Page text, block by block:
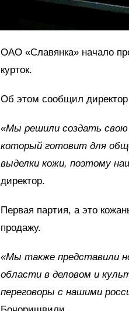
ОАО «Славянка» начало
курток.
Об этом сообщил
«Мы решили создать свою
который готовит для
выделки кожи, поэтому
директор.
Первая партия, а это
продажу.
«Мы также представили
области в деловом и
переговоры с нашими